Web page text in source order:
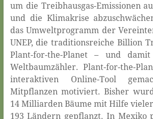
um die Treibhausgas-Emissionen
und die Klimakrise
das Umweltprogramm der
UNEP, die traditionsreiche Billion
Plant-for-the-Planet – und
Weltbaumzähler. Plant-for-the-
interaktiven Online-Tool
Mitpflanzen motiviert. Bisher
14 Milliarden Bäume mit Hilfe
193 Ländern gepflanzt. In Mexiko